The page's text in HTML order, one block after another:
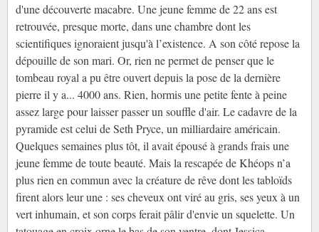
d'une découverte macabre. Une jeune femme de 22 ans est
retrouvée, presque morte, dans une chambre dont les
scientifiques ignoraient jusqu'à l’existence. A son côté repose la
dépouille de son mari. Or, rien ne permet de penser que le
tombeau royal a pu être ouvert depuis la pose de la dernière
pierre il y a... 4000 ans. Rien, hormis une petite fente à peine
assez large pour laisser passer un souffle d'air. Le cadavre de la
pyramide est celui de Seth Pryce, un milliardaire américain.
Quelques semaines plus tôt, il avait épousé à grands frais une
jeune femme de toute beauté. Mais la rescapée de Khéops n’a
plus rien en commun avec la créature de rêve dont les tabloïds
firent alors leur une : ses cheveux ont viré au gris, ses yeux à un
vert inhumain, et son corps ferait pâlir d'envie un squelette. Un